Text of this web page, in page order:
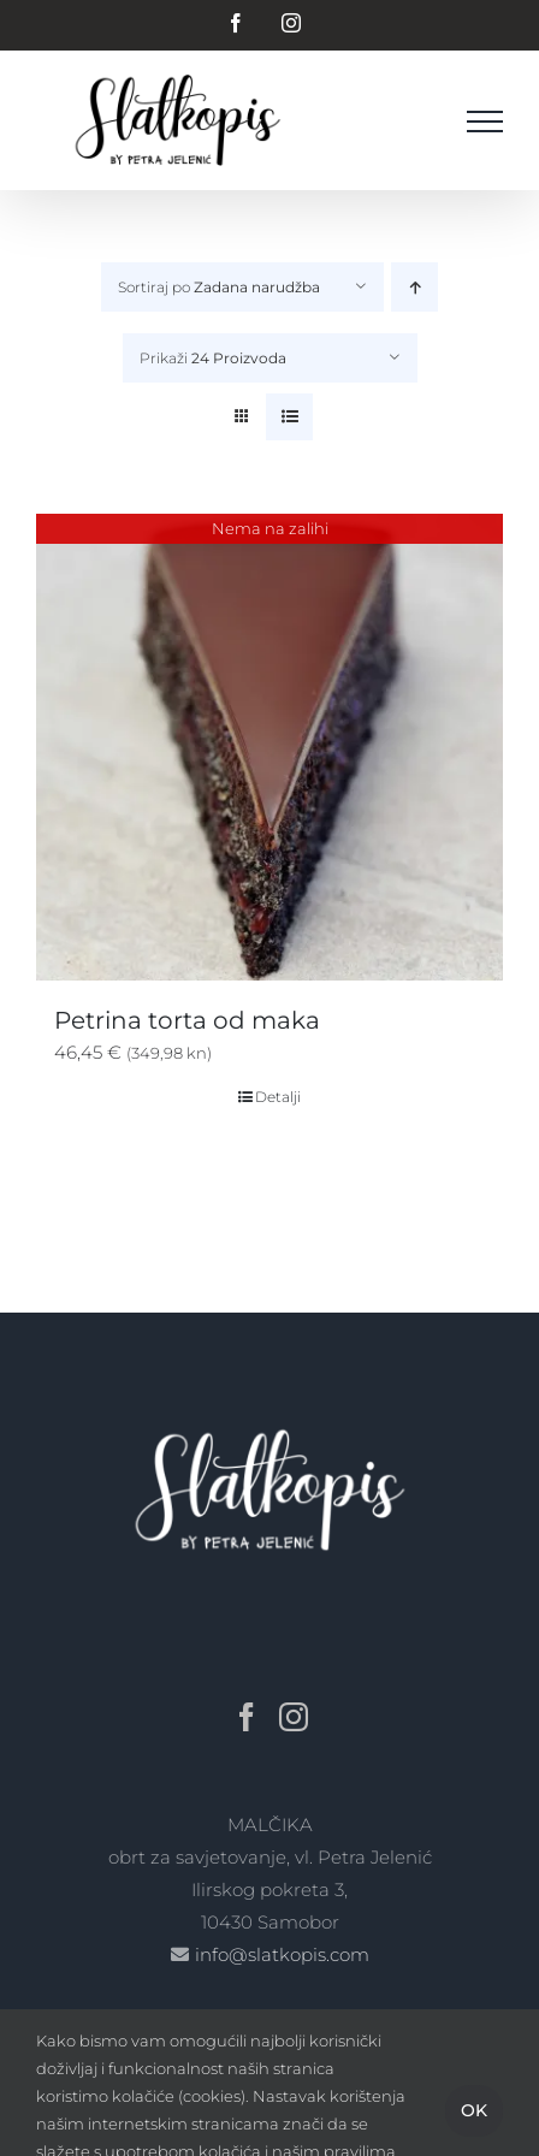
to
FacebookInstagram
Sortiraj po Zadana narudžba
Prikaži 24 Proizvoda
Nema na zalihi
Petrina torta od maka
46,45 € (349,98 kn)
Detalji
MALČIKA
obrt za savjetovanje, vl. Petra Jelenić
Ilirskog pokreta 3,
10430 Samobor
info@slatkopis.com
Copyright2026 - slatkopis.com | Sva prava pridržana |
Kako bismo vam omogućili najbolji korisnički
doživljaj i funkcionalnost naših stranica
koristimo kolačiće (cookies). Nastavak korištenja
našim internetskim stranicama znači da se
slažete s upotrebom kolačića i našim pravilima
OK